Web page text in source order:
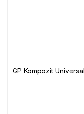
GP Kompozit